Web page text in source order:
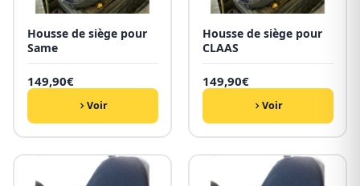
Housse de siège pour
Same
149,90€
Voir
Housse de siège pour
CLAAS
149,90€
Voir